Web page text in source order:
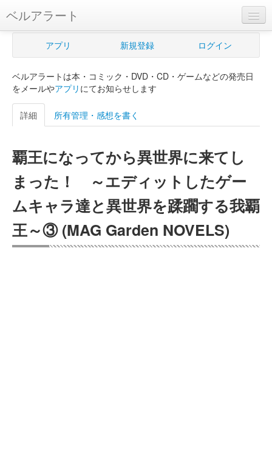
ベルアラート
ベルアラートとは
新規登録
ログイン
購入管理
Myシェルフ
プレミアム
アプリ 新規登録 ログイン
ベルアラートは本・コミック・DVD・CD・ゲームなどの発売日
をメールやアプリ にてお知らせします
詳細 所有管理・感想を書く
覇王になってから異世界に来てし
まった！ ～エディットしたゲー
ムキャラ達と異世界を蹂躙する我覇
王～③ (MAG Garden NOVELS)